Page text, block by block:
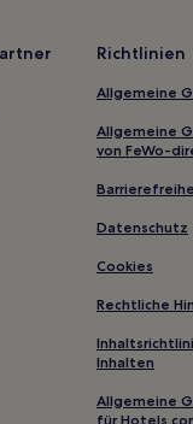
Hotels
Hotels
La bionda
Spanische Festung
in Rio Marina
in Pitigliano
in Lido di
Richtlinien
Allgemeine
Allgemeine
von FeWo-
Datenschutz
Cookies
Rechtliche
Inhalten
Allgemeine
für